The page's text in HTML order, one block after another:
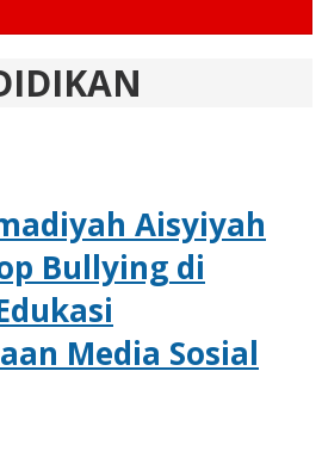
Aisyiyah
Bullying di
Media Sosial